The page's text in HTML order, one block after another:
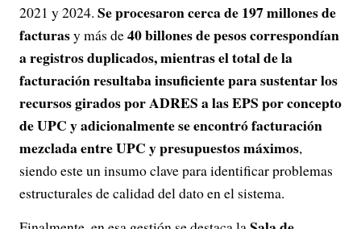
2021 y 2024. Se procesaron cerca de 197 millones de
facturasy más de40 billones de pesos correspondían
a registros duplicados, mientras el total de la
facturación resultaba insuficiente para sustentar los
recursos girados por ADRES a las EPS por concepto
de UPC y adicionalmente se encontró facturación
mezclada entre UPC y presupuestos máximos,
siendo este un insumo clave para identificar problemas
estructurales de calidad del dato en el sistema.